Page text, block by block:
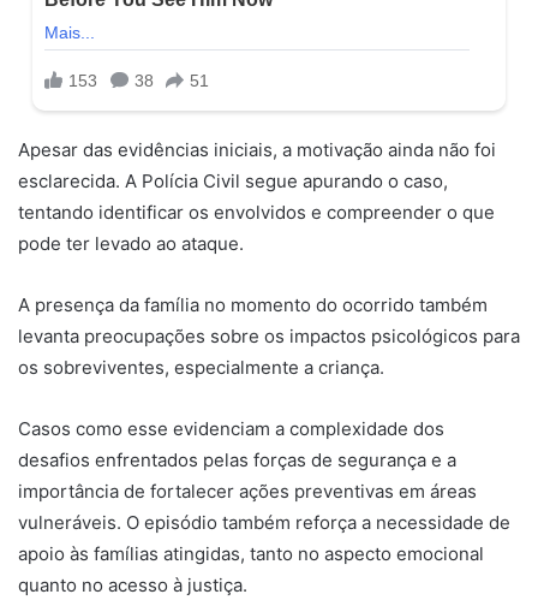
Apesar das evidências iniciais, a motivação ainda não foi
esclarecida. A Polícia Civil segue apurando o caso,
tentando identificar os envolvidos e compreender o que
pode ter levado ao ataque.
A presença da família no momento do ocorrido também
levanta preocupações sobre os impactos psicológicos para
os sobreviventes, especialmente a criança.
Casos como esse evidenciam a complexidade dos
desafios enfrentados pelas forças de segurança e a
importância de fortalecer ações preventivas em áreas
vulneráveis. O episódio também reforça a necessidade de
apoio às famílias atingidas, tanto no aspecto emocional
quanto no acesso à justiça.